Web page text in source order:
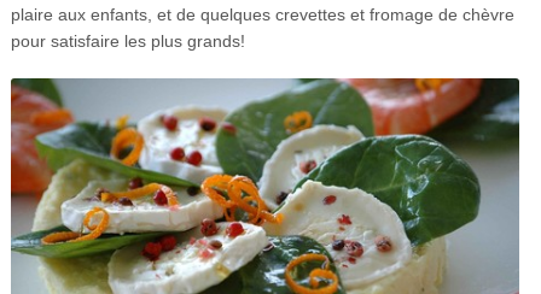
plaire aux enfants, et de quelques crevettes et fromage de chèvre
pour satisfaire les plus grands!